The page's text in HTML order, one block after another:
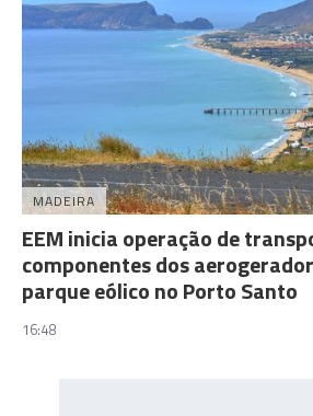
MADEIRA
EEM inicia operação de
componentes dos
parque eólico no Porto Santo
16:48